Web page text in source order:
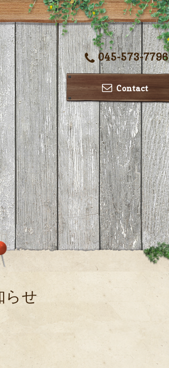
045-573-7796
Contact
せ